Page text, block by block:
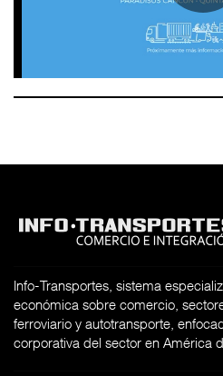
Info-Transportes, sistema
económica sobre comercio,
ferroviario y autotransporte,
corporativa del sector en América